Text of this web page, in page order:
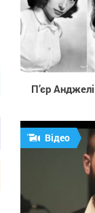
П’єр
Відео